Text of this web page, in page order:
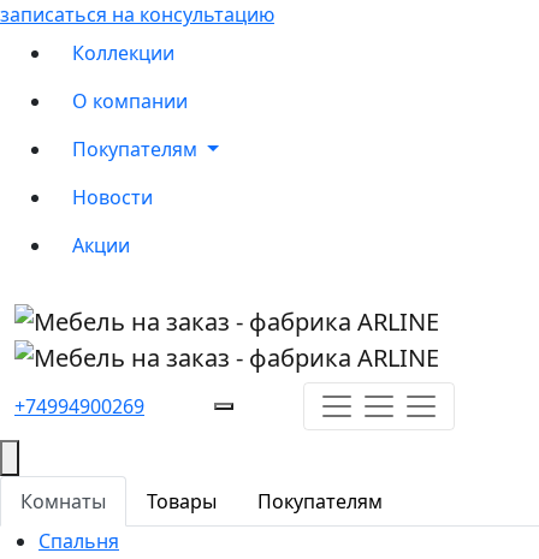
записаться на консультацию
Коллекции
О компании
Покупателям
Новости
Акции
+74994900269